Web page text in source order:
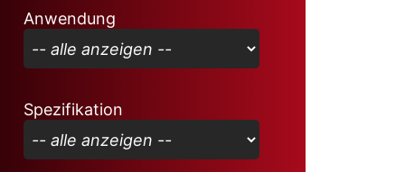
Anwendung
Spezifikation